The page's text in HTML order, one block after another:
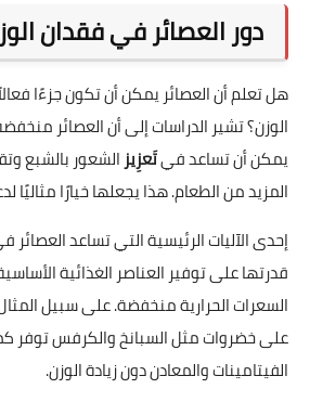
دور العصائر في فقدان
هل تعلم أن العصائر يمكن أن تكون جزءًا
الوزن؟ تشير الدراسات إلى أن العصائر
يمكن أن تساعد فيتَعزِيزالشعور بالشبع
المزيد من الطعام. هذا يجعلها خيارًا مثاليًا
إحدى الآليات الرئيسية التي تساعد العصائر
قدرتها على توفير العناصر الغذائية
السعرات الحرارية منخفضة. على سبيل
على خضروات مثل السبانخ والكرفس توفر
الفيتامينات والمعادن دون زيادة الوزن.